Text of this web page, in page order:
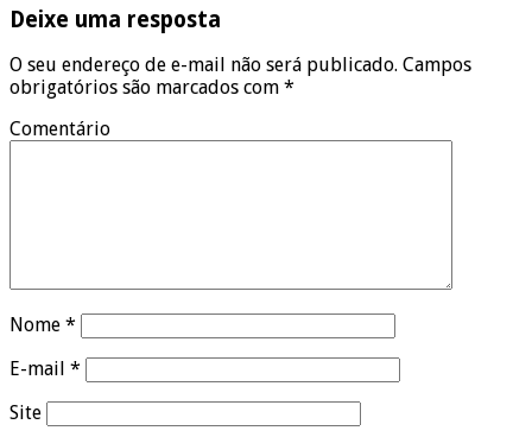
Deixe uma resposta
O seu endereço de e-mail não será publicado. Campos
obrigatórios são marcados com *
Comentário
Nome *
E-mail *
Site